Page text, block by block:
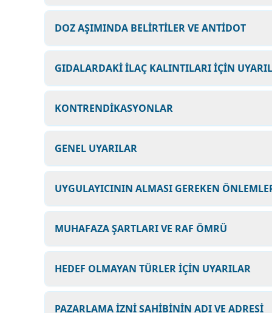
DOZ AŞIMINDA BELİRTİLER VE ANTİDOT
GIDALARDAKİ İLAÇ KALINTILARI İÇİN
KONTRENDİKASYONLAR
GENEL UYARILAR
UYGULAYICININ ALMASI GEREKEN
MUHAFAZA ŞARTLARI VE RAF ÖMRÜ
HEDEF OLMAYAN TÜRLER İÇİN UYARILAR
PAZARLAMA İZNİ SAHİBİNİN ADI VE ADRESİ